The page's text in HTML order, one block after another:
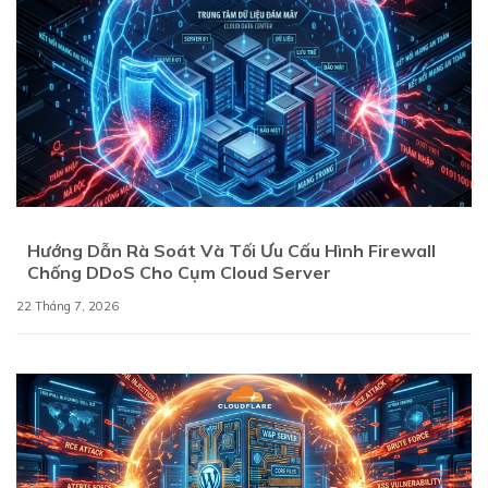
Hướng Dẫn Rà Soát Và Tối Ưu Cấu Hình Firewall
Chống DDoS Cho Cụm Cloud Server
22 Tháng 7, 2026